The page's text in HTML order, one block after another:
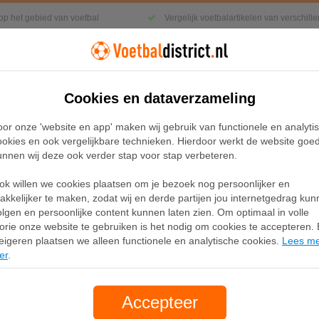
het gebied van voetbal Vergelijk voetbalartikelen van
KING LIGA FG/AG uniseks voetbalschoenen, Zwart/Wit/
PUMA KING LIGA FG/
voetbalschoenen,
gratis verzending
Cookies en dataverzameling
onze 'website en app' maken wij gebruik van functionele en
en ook vergelijkbare technieken. Hierdoor werkt de website
wij deze ook verder stap voor stap verbeteren.
willen we cookies plaatsen om je bezoek nog persoonlijker en
te maken, zodat wij en derde partijen jou internetgedrag
en persoonlijke content kunnen laten zien. Om optimaal in volle
onze website te gebruiken is het nodig om cookies te accepteren.
plaatsen we alleen functionele en analytische cookies. Lees
.
Accepteer